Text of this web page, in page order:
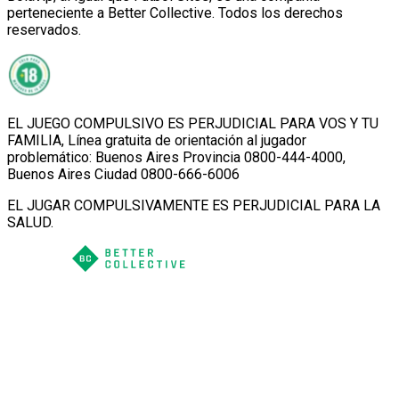
perteneciente a Better Collective. Todos los derechos
reservados.
EL JUEGO COMPULSIVO ES PERJUDICIAL PARA VOS Y TU
FAMILIA, Línea gratuita de orientación al jugador
problemático: Buenos Aires Provincia 0800-444-4000,
Buenos Aires Ciudad 0800-666-6006
EL JUGAR COMPULSIVAMENTE ES PERJUDICIAL PARA LA
SALUD.